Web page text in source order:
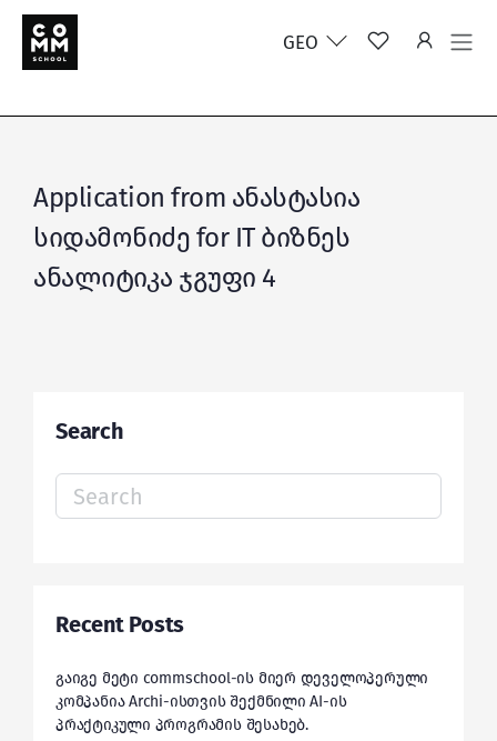
GEO
Application from ანასტასია
სიდამონიძე for IT ბიზნეს
ანალიტიკა ჯგუფი 4
Search
Search
for:
Recent Posts
გაიგე მეტი commschool-ის მიერ დეველოპერული
კომპანია Archi-ისთვის შექმნილი AI-ის
პრაქტიკული პროგრამის შესახებ.